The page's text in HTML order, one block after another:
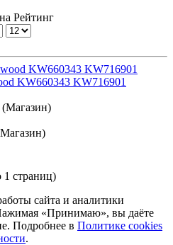
Рейтинг
KW660343 KW716901
1 страниц)
сайта и аналитики
«Принимаю», вы даёте
Подробнее в Политике cookies
.